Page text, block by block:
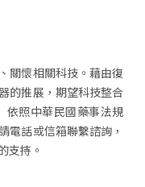
關懷相關科技。藉由復
的推展，期望科技整合
依照中華民國藥事法規
電話或信箱聯繫諮詢，
支持。